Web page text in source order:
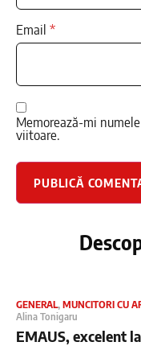
Email *
Memorează-mi
viitoare.
GENERAL, MUNCITORI CU
Alina Tonigaru
EMAUS, excelent